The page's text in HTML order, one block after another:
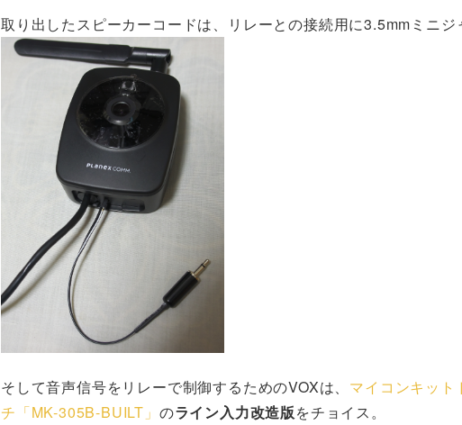
取り出したスピーカーコードは、リレーとの接続用に3.5mmミニジ
そして音声信号をリレーで制御するためのVOXは、 マイコンキット
チ「MK-305B-BUILT」 のライン入力改造版をチョイス。